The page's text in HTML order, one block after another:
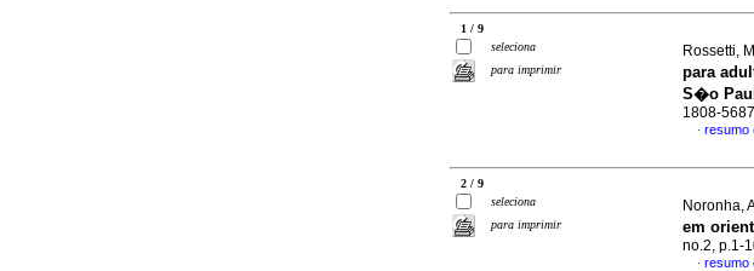
1 / 9
seleciona
para imprimir
Rossetti,
para
S�o
1808-5687
· resumo
2 / 9
seleciona
para imprimir
Noronha,
em
no.2, p.1-
· resumo